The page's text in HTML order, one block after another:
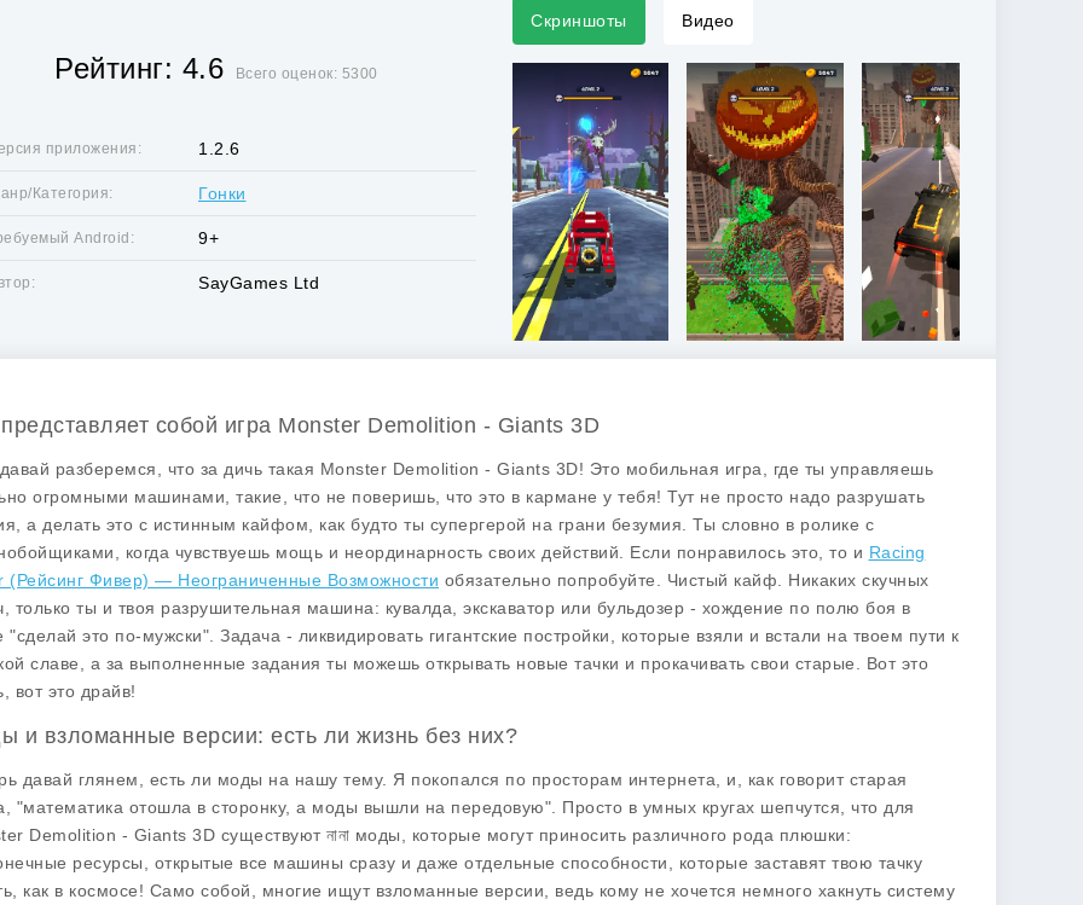
Рейтинг: 4.6 Всего оценок: 5300
приложения: 1.2.6
Категория: Гонки
Android: 9+
SayGames Ltd
Скриншоты Видео
собой игра Monster Demolition - Giants 3D
разберемся, что за дичь такая Monster Demolition - Giants 3D! Это мобильная игра, где ты управляешь
огромными машинами, такие, что не поверишь, что это в кармане у тебя! Тут не просто надо разрушать
а делать это с истинным кайфом, как будто ты супергерой на грани безумия. Ты словно в ролике с
когда чувствуешь мощь и неординарность своих действий. Если понравилось это, то и Racing
(Рейсинг Фивер) — Неограниченные Возможности обязательно попробуйте. Чистый кайф. Никаких скучных
только ты и твоя разрушительная машина: кувалда, экскаватор или бульдозер - хождение по полю боя в
"сделай это по-мужски". Задача - ликвидировать гигантские постройки, которые взяли и встали на твоем пути к
славе, а за выполненные задания ты можешь открывать новые тачки и прокачивать свои старые. Вот это
вот это драйв!
и взломанные версии: есть ли жизнь без них?
давай глянем, есть ли моды на нашу тему. Я покопался по просторам интернета, и, как говорит старая
"математика отошла в сторонку, а моды вышли на передовую". Просто в умных кругах шепчутся, что для
Demolition - Giants 3D существуют নানা моды, которые могут приносить различного рода плюшки:
ресурсы, открытые все машины сразу и даже отдельные способности, которые заставят твою тачку
как в космосе! Само собой, многие ищут взломанные версии, ведь кому не хочется немного хакнуть систему